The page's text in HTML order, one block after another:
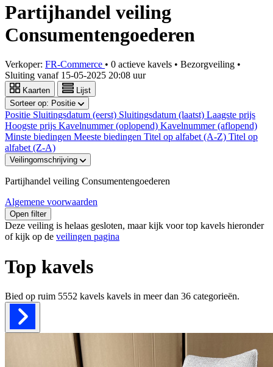
Partijhandel veiling
Consumentengoederen
Verkoper: FR-Commerce • 0 actieve kavels • Bezorgveiling •
Sluiting vanaf 15-05-2025 20:08 uur
Kaarten
Lijst
Sorteer op: Positie
Positie Sluitingsdatum (eerst) Sluitingsdatum (laatst) Laagste prijs
Hoogste prijs Kavelnummer (oplopend) Kavelnummer (aflopend)
Minste biedingen Meeste biedingen Titel op alfabet (A-Z) Titel op
alfabet (Z-A)
Veilingomschrijving
Partijhandel veiling Consumentengoederen
Algemene voorwaarden
Open filter
Deze veiling is helaas gesloten, maar kijk voor top kavels hieronder
of kijk op de veilingen pagina
Top kavels
Bied op ruim 5552 kavels kavels in meer dan 36 categorieën.